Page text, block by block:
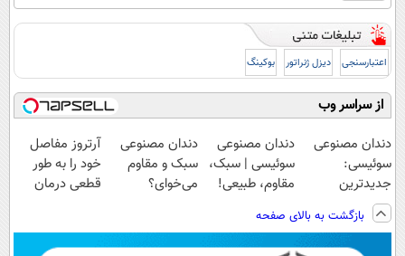
اعتبارسنجی دیزل ژنراتور بوکینگ
از سراسر وب
دندان مصنوعی
سوئیسی:
جدیدترین
فناوری اروپا،
سبک و مقاوم |
پرداخت قسطی
دندان مصنوعی
سوئیسی | سبک،
مقاوم، طبیعی!
رایگان+پرداخت
اقساطی😍
دندان مصنوعی
سبک و مقاوم
می‌خوای؟
📍تهران
آرتروز مفاصل
خود را به طور
قطعی درمان
بازگشت به بالای صفحه